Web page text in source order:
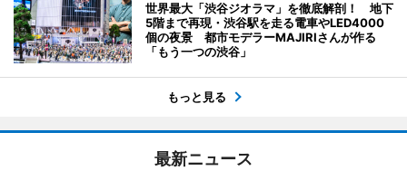
世界最大「渋谷ジオラマ」を徹底解剖！ 地下
5階まで再現・渋谷駅を走る電車やLED4000
個の夜景 都市モデラーMAJIRIさんが作る
「もう一つの渋谷」
もっと見る
最新ニュース